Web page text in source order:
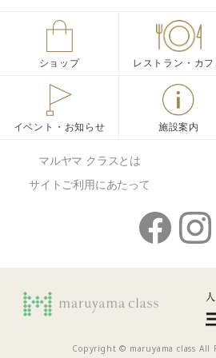
ショップ レストラン・カフ
イベント・お知らせ 施設案内
マルヤマ クラスとは
サイトご利用にあたって
Copyright © maruyama class All